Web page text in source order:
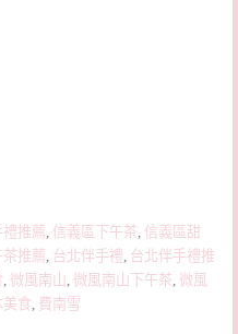
推薦, 信義區下午茶, 信義區甜
茶推薦, 台北伴手禮, 台北伴手禮推
, 微風南山, 微風南山下午茶, 微風
美食, 費南雪